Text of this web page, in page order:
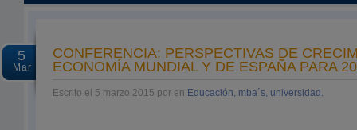
5
Mar
CONFERENCIA: PERSPECTIVAS DE
ECONOMÍA MUNDIAL Y DE ESPAÑA PARA
Escrito el 5 marzo 2015 por en Educación, mba´s, universidad.